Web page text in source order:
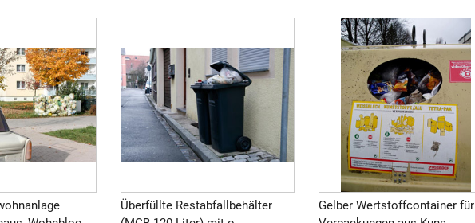
Überfüllte Restabfallbehälter
Gelber Wertstoffcontainer für